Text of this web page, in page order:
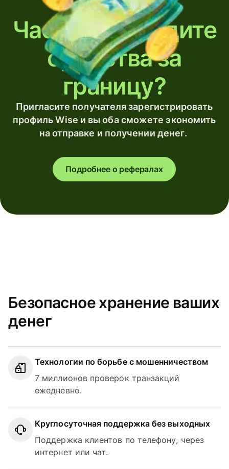
Часто переводите
средства за
границу?
Пригласите получателя зарегистрировать
профиль Wise и вы оба сможете экономить
на отправке и получении денег.
Подробнее о рефералах
Безопасное хранение ваших
денег
Технологии по борьбе с мошенничеством
7 миллионов проверок транзакций
ежедневно.
Круглосуточная поддержка без выходных
Поддержка клиентов по телефону, через
интернет или чат.